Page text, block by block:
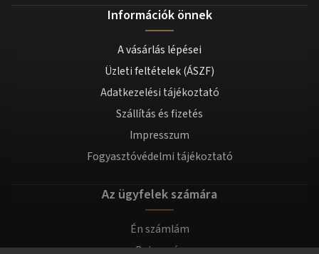
Információk önnek
A vásárlás lépései
Üzleti feltételek (ÁSZF)
Adatkezelési tájékoztató
Szállítás és fizetés
Impresszum
Fogyasztóvédelmi tájékoztató
Az ügyfelek számára
Én számlám
Bejegyzés